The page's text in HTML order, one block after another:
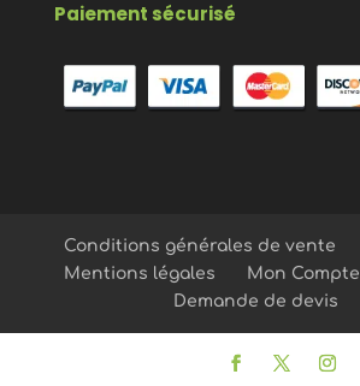
Paiement sécurisé
Conditions générales de vente
Mentions légales
Mon Compte
Demande de devis